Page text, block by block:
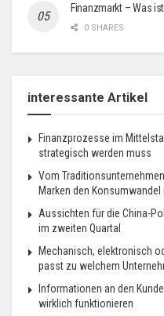
Finanzmarkt – Was
0 SHARES
interessante Artikel
Finanzprozesse im
strategisch werden muss
Vom
Marken den
Aussichten für die China-
im zweiten Quartal
Mechanisch, elektronisch
passt zu welchem
Informationen an den
wirklich funktionieren